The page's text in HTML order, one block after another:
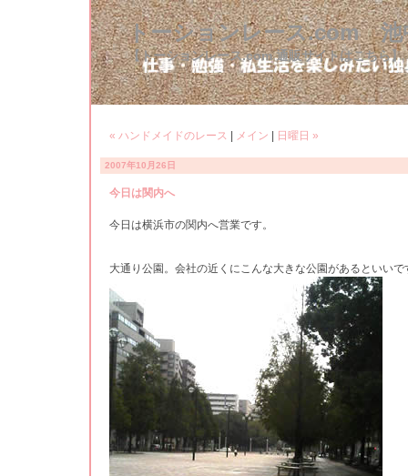
トーションレース.com 池
【トーションレース.com 通販サイトはこちら】
« ハンドメイドのレース メイン 日曜日 »
2007年10月26日
今日は関内へ
今日は横浜市の関内へ営業です。
大通り公園。会社の近くにこんな大きな公園があるといいで